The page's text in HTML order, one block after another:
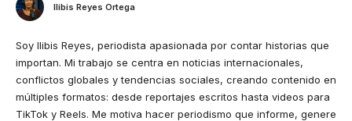
Ilibis Reyes Ortega
Soy Ilibis Reyes, periodista apasionada por contar historias que
importan. Mi trabajo se centra en noticias internacionales,
conflictos globales y tendencias sociales, creando contenido en
múltiples formatos: desde reportajes escritos hasta videos para
TikTok y Reels. Me motiva hacer periodismo que informe, genere